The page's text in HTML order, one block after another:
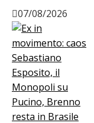
07/08/2026